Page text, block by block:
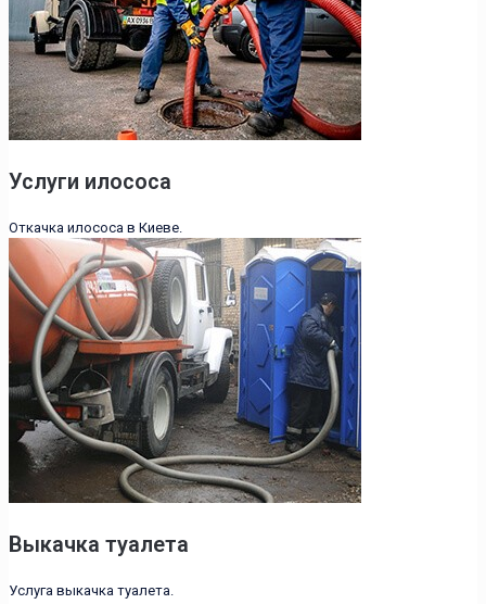
Услуги илососа
Откачка илососа в Киеве.
Выкачка туалета
Услуга выкачка туалета.